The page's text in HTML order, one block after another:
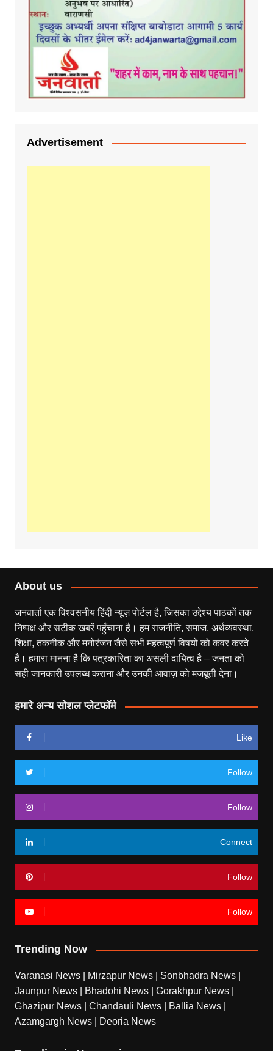
Advertisement
About us
जनवार्ता एक विश्वसनीय हिंदी न्यूज़ पोर्टल है, जिसका उद्देश्य पाठकों तक
निष्पक्ष और सटीक खबरें पहुँचाना है। हम राजनीति, समाज, अर्थव्यवस्था,
शिक्षा, तकनीक और मनोरंजन जैसे सभी महत्वपूर्ण विषयों को कवर करते
हैं। हमारा मानना है कि पत्रकारिता का असली दायित्व है – जनता को
सही जानकारी उपलब्ध कराना और उनकी आवाज़ को मजबूती देना।
हमारे अन्य सोशल प्लेटफॉर्म
Like
Follow
Follow
Connect
Follow
Follow
Trending Now
Varanasi News Mirzapur News Sonbhadra News
Jaunpur News
Bhadohi News Gorakhpur News
Ghazipur News
Chandauli News Ballia News
Azamgargh News
Deoria News